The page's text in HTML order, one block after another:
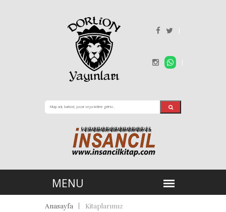
Anasayfa Kitaplarımız